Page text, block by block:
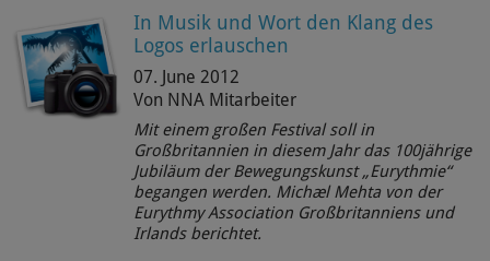
In Musik und Wort den Klang des
Logos erlauschen
07. June 2012
Von NNA Mitarbeiter
Mit einem großen Festival soll in
Großbritannien in diesem Jahr das 100jährige
Jubiläum der Bewegungskunst „Eurythmie“
begangen werden. Michæl Mehtavon der
Eurythmy Association Großbritanniens und
Irlands berichtet.